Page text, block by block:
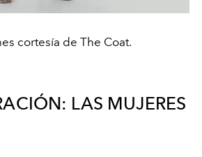
cortesía de The Coat.
LAS MUJERES